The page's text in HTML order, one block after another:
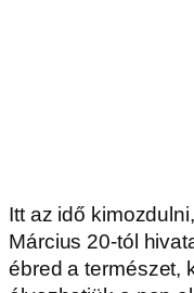
Itt az idő
Március 20-tól
ébred a természet,